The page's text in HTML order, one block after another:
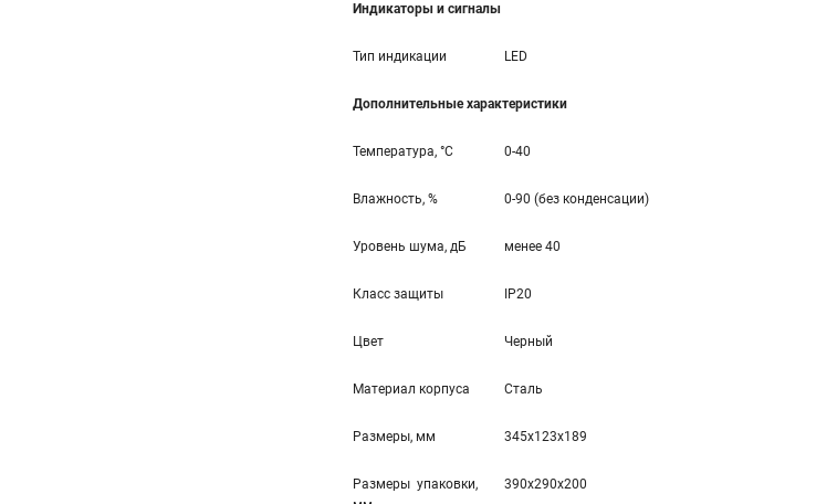
Индикаторы и сигналы
Тип индикации LED
Дополнительные характеристики
Температура, °С 0-40
Влажность, % 0-90 (без конденсации)
Уровень шума, дБ менее 40
Класс защиты IP20
Цвет Черный
Материал корпуса Сталь
Размеры, мм 345x123x189
Размеры упаковки,
390x290x200